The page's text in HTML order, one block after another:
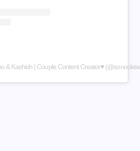
& Kashish | Couple Content Creator♥️